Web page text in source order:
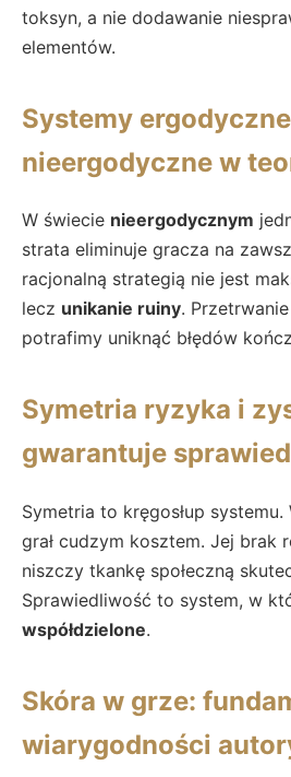
toksyn, a nie dodawanie
elementów.
Systemy
nieergodyczne w
W świecie nieergodycznym
strata eliminuje gracza na
racjonalną strategią nie jest
lecz unikanie ruiny.
potrafimy uniknąć błędów
Symetria ryzyka i
gwarantuje
Symetria to kręgosłup
grał cudzym kosztem. Jej brak
niszczy tkankę społeczną
Sprawiedliwość to system, w
współdzielone.
Skóra w grze:
wiarygodności